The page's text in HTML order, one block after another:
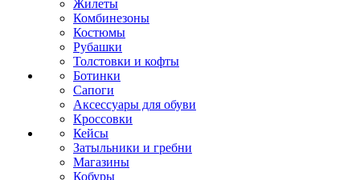
Жилеты
Комбинезоны
Костюмы
Рубашки
Толстовки и кофты
Ботинки
Сапоги
Аксессуары для обуви
Кроссовки
Кейсы
Затыльники и гребни
Магазины
Кобуры